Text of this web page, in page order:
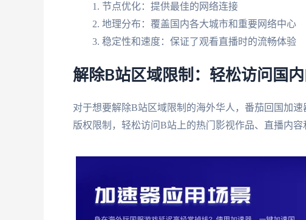
节点优化：提供最佳的网络连接
地理分布：覆盖国内各大城市和重要网络中心
稳定性和速度：保证了观看直播时的流畅体验
解除B站区域限制：轻松访问国
对于想要解除B站区域限制的海外华人，番茄回国加
版权限制，轻松访问B站上的热门影视作品、直播内